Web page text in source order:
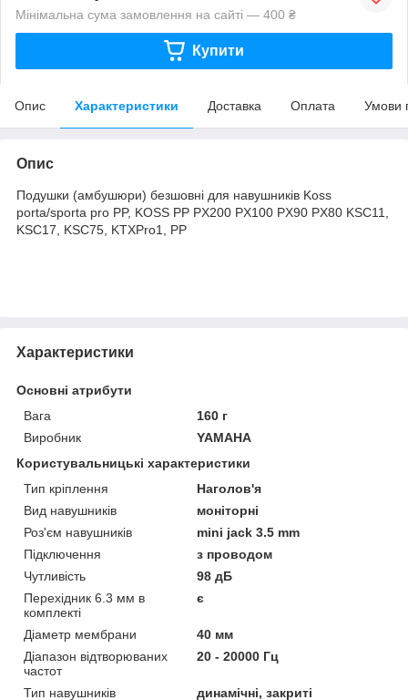
Мінімальна сума замовлення на сайті — 400 ₴
Купити
Опис Характеристики Доставка Оплата Умови
Опис
Подушки (амбушюри) безшовні для навушників Koss
porta/sporta pro PP, KOSS PP PX200 PX100 PX90 PX80 KSC11,
KSC17, KSC75, KTXPro1, PP
Характеристики
Основні атрибути
Вага
160 г
Виробник
YAMAHA
Користувальницькі характеристики
Тип кріплення
Наголов'я
Вид навушників
моніторні
Роз'єм навушників
mini jack 3.5 mm
Підключення
з проводом
Чутливість
98 дБ
Перехідник 6.3 мм в
комплекті
є
Діаметр мембрани
40 мм
Діапазон відтворюваних
частот
20 - 20000 Гц
Тип навушників
динамічні, закриті